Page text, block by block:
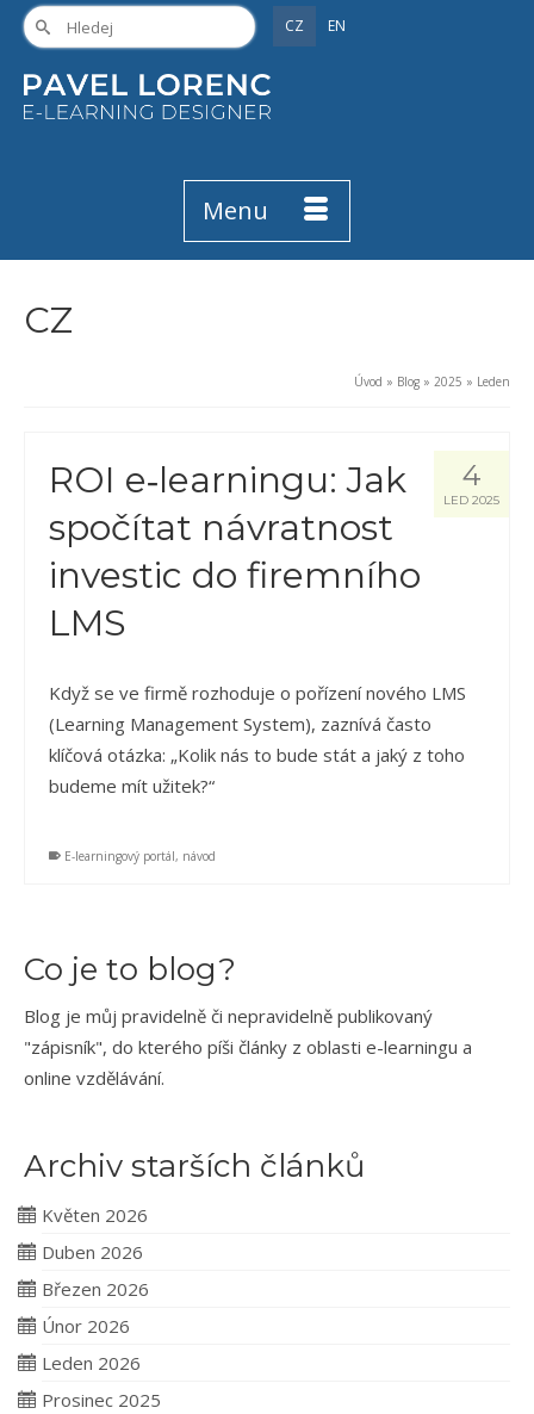
CZ EN
Menu
CZ
Úvod » Blog » 2025 » Leden
4
LED 2025
ROI e‑learningu: Jak
spočítat návratnost
investic do firemního
LMS
Když se ve firmě rozhoduje o pořízení nového LMS
(Learning Management System), zaznívá často
klíčová otázka: „Kolik nás to bude stát a jaký z toho
budeme mít užitek?“
E-learningový portál, návod
Co je to blog?
Blog je můj pravidelně či nepravidelně publikovaný
"zápisník", do kterého píši články z oblasti e-learningu a
online vzdělávání.
Archiv starších článků
Květen 2026
Duben 2026
Březen 2026
Únor 2026
Leden 2026
Prosinec 2025